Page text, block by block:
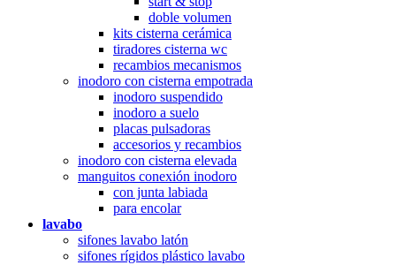
doble volumen
kits cisterna cerámica
tiradores cisterna wc
recambios mecanismos
inodoro con cisterna empotrada
inodoro suspendido
inodoro a suelo
placas pulsadoras
accesorios y recambios
inodoro con cisterna elevada
manguitos conexión inodoro
con junta labiada
para encolar
lavabo
sifones lavabo latón
sifones rígidos plástico lavabo